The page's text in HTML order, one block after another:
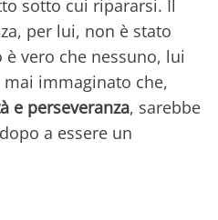
sotto cui ripararsi. Il
per lui, non è stato
vero che nessuno, lui
immaginato che,
e perseveranza, sarebbe
a essere un